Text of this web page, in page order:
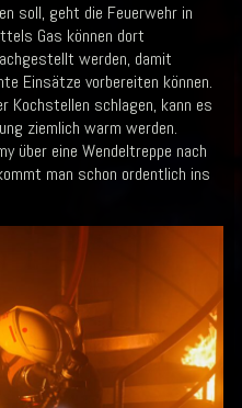
soll, geht die Feuerwehr in
Gas können dort
werden, damit
Einsätze vorbereiten können.
Kochstellen schlagen, kann es
ziemlich warm werden.
über eine Wendeltreppe nach
man schon ordentlich ins